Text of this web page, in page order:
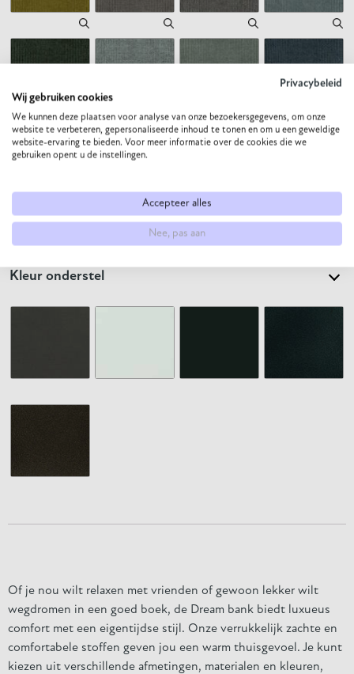
Kleur onderstel
Of je nou wilt relaxen met vrienden of gewoon lekker wilt
wegdromen in een goed boek, de Dream bank biedt luxueus
comfort met een eigentijdse stijl. Onze verrukkelijk zachte en
comfortabele stoffen geven jou een warm thuisgevoel. Je kunt
kiezen uit verschillende afmetingen, materialen en kleuren,
Privacybeleid
Wij gebruiken cookies
We kunnen deze plaatsen voor analyse van onze bezoekersgegevens, om onze
website te verbeteren, gepersonaliseerde inhoud te tonen en om u een geweldige
website-ervaring te bieden. Voor meer informatie over de cookies die we
gebruiken opent u de instellingen.
Accepteer alles
Nee, pas aan